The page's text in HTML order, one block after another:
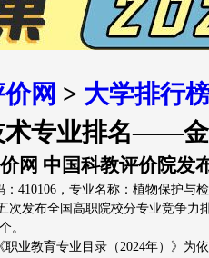
期刊排名 、 核心期刊 、评价动
双一流会议 、 双高会议 、期刊
评价指标 出版物 大学
网 > 大学排行
专业排名——金
网 中国科教评价院发
410106，专业名称：植物保护与
次发布全国高职院校分专业竞争力
。
业教育专业目录（2024年）》